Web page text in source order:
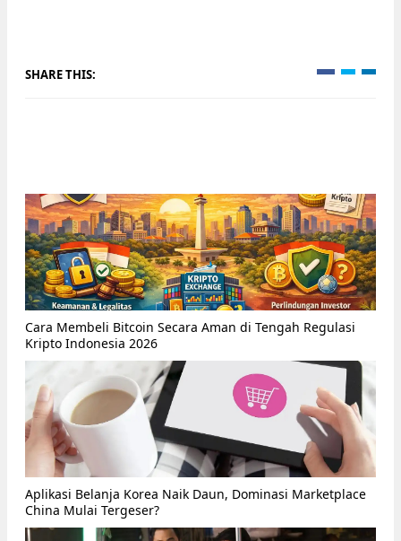
SHARE THIS:
Cara Membeli Bitcoin Secara Aman di Tengah Regulasi
Kripto Indonesia 2026
Aplikasi Belanja Korea Naik Daun, Dominasi Marketplace
China Mulai Tergeser?